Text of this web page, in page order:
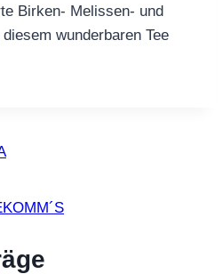
Birken- Melissen- und
wunderbaren Tee